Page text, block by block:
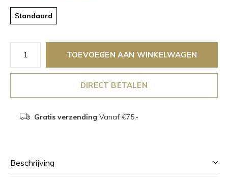
Standaard
TOEVOEGEN AAN WINKELWAGEN
DIRECT BETALEN
Gratis verzending Vanaf €75,-
Beschrijving